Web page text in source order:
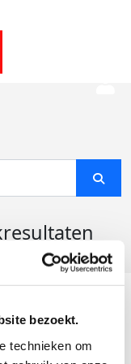
bezoekt.
technieken om